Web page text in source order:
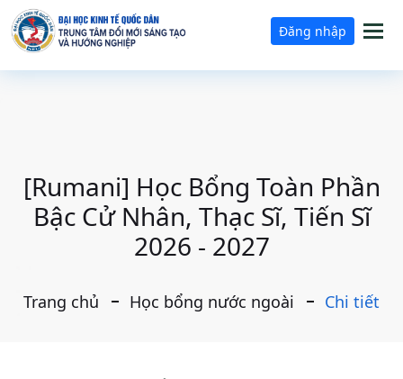
Đăng nhập
[Rumani] Học Bổng Toàn Phần
Bậc Cử Nhân, Thạc Sĩ, Tiến Sĩ
2026 - 2027
Trang chủ Học bổng nước ngoài Chi tiết